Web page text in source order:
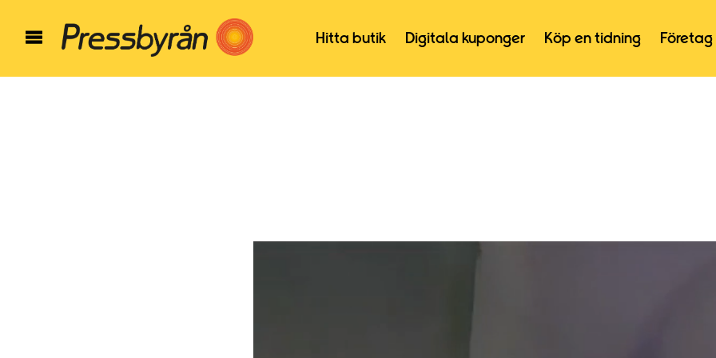
Hitta butik Digitala kuponger Köp en tidning Företag